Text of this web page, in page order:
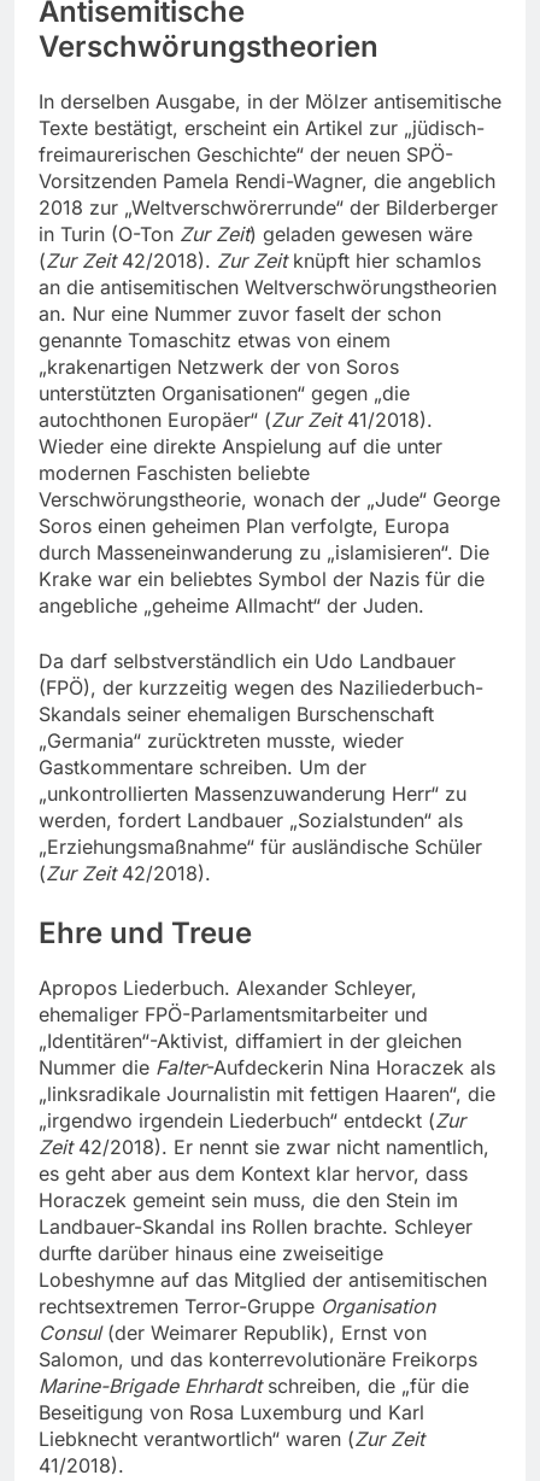
Antisemitische
Verschwörungstheorien
In derselben Ausgabe, in der Mölzer antisemitische
Texte bestätigt, erscheint ein Artikel zur „jüdisch-
freimaurerischen Geschichte“ der neuen SPÖ-
Vorsitzenden Pamela Rendi-Wagner, die angeblich
2018 zur „Weltverschwörerrunde“ der Bilderberger
in Turin (O-Ton Zur Zeit) geladen gewesen wäre
(Zur Zeit42/2018). Zur Zeitknüpft hier schamlos
an die antisemitischen Weltverschwörungstheorien
an. Nur eine Nummer zuvor faselt der schon
genannte Tomaschitz etwas von einem
„krakenartigen Netzwerk der von Soros
unterstützten Organisationen“ gegen „die
autochthonen Europäer“ (Zur Zeit41/2018).
Wieder eine direkte Anspielung auf die unter
modernen Faschisten beliebte
Verschwörungstheorie, wonach der „Jude“ George
Soros einen geheimen Plan verfolgte, Europa
durch Masseneinwanderung zu „islamisieren“. Die
Krake war ein beliebtes Symbol der Nazis für die
angebliche „geheime Allmacht“ der Juden.
Da darf selbstverständlich ein Udo Landbauer
(FPÖ), der kurzzeitig wegen des Naziliederbuch-
Skandals seiner ehemaligen Burschenschaft
„Germania“ zurücktreten musste, wieder
Gastkommentare schreiben. Um der
„unkontrollierten Massenzuwanderung Herr“ zu
werden, fordert Landbauer „Sozialstunden“ als
„Erziehungsmaßnahme“ für ausländische Schüler
(Zur Zeit42/2018).
Ehre und Treue
Apropos Liederbuch. Alexander Schleyer,
ehemaliger FPÖ-Parlamentsmitarbeiter und
„Identitären“-Aktivist, diffamiert in der gleichen
Nummer die Falter-Aufdeckerin Nina Horaczek als
„linksradikale Journalistin mit fettigen Haaren“, die
„irgendwo irgendein Liederbuch“ entdeckt (Zur
Zeit42/2018). Er nennt sie zwar nicht namentlich,
es geht aber aus dem Kontext klar hervor, dass
Horaczek gemeint sein muss, die den Stein im
Landbauer-Skandal ins Rollen brachte. Schleyer
durfte darüber hinaus eine zweiseitige
Lobeshymne auf das Mitglied der antisemitischen
rechtsextremen Terror-Gruppe Organisation
Consul (der Weimarer Republik), Ernst von
Salomon, und das konterrevolutionäre Freikorps
Marine-Brigade Ehrhardtschreiben, die „für die
Beseitigung von Rosa Luxemburg und Karl
Liebknecht verantwortlich“ waren (Zur Zeit
41/2018).